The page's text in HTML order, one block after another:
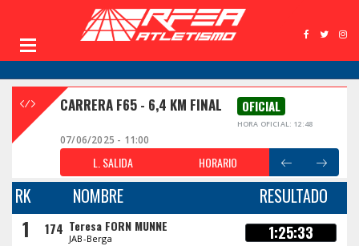
CARRERA F65 - 6,4 KM FINAL OFICIAL
HORA OFICIAL: 12:48
07/06/2025 - 11:00
L. SALIDA HORARIO
RK NOMBRE RESULTADO
1 174 Teresa FORN MUNNE
JAB-Berga 1:25:33